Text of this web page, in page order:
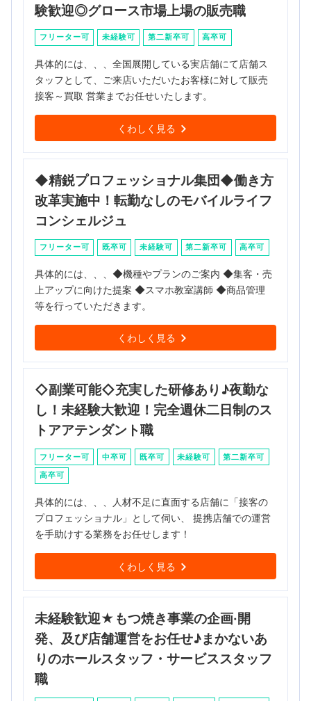
験歓迎◎グロース市場上場の販売職
フリーター可 未経験可 第二新卒可 高卒可
具体的には、、、全国展開している実店舗にて店舗ス
タッフとして、ご来店いただいたお客様に対して販売
接客～買取 営業までお任せいたします。
くわしく見る
◆精鋭プロフェッショナル集団◆働き方
改革実施中！転勤なしのモバイルライフ
コンシェルジュ
フリーター可 既卒可 未経験可 第二新卒可 高卒可
具体的には、、、◆機種やプランのご案内 ◆集客・売
上アップに向けた提案 ◆スマホ教室講師 ◆商品管理
等を行っていただきます。
くわしく見る
◇副業可能◇充実した研修あり♪夜勤な
し！未経験大歓迎！完全週休二日制のス
トアアテンダント職
フリーター可 中卒可 既卒可 未経験可
第二新卒可
高卒可
具体的には、、、人材不足に直面する店舗に「接客の
プロフェッショナル」として伺い、 提携店舗での運営
を手助けする業務をお任せします！
くわしく見る
未経験歓迎★もつ焼き事業の企画·開
発、及び店舗運営をお任せ♪まかないあ
りのホールスタッフ・サービススタッフ
職